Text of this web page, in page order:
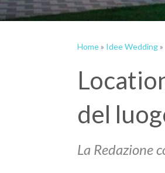
Home» Idee Wedding»
del
La Redazione